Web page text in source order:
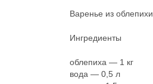
Варенье из облепихи
Ингредиенты
облепиха — 1 кг
вода — 0,5 л